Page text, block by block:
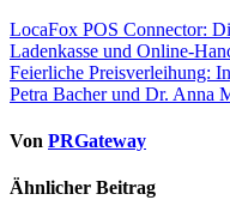
LocaFox POS Connector:
Ladenkasse und Online-
Feierliche Preisverleihung:
Petra Bacher und Dr. Anna
Von PRGateway
Ähnlicher Beitrag